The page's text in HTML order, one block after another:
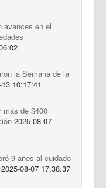
avances en el
la Semana de la
10:17:41
más de $400
2025-08-07
9 años al cuidado
2025-08-07 17:38:37